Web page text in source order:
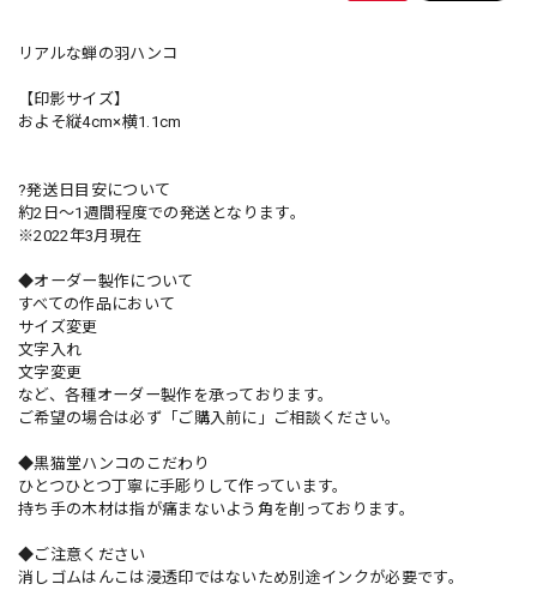
リアルな蝉の羽ハンコ
【印影サイズ】
およそ縦4cm×横1.1cm
?発送日目安について
約2日〜1週間程度での発送となります。
※2022年3月現在
◆オーダー製作について
すべての作品において
サイズ変更
文字入れ
文字変更
など、各種オーダー製作を承っております。
ご希望の場合は必ず「ご購入前に」ご相談ください。
◆黒猫堂ハンコのこだわり
ひとつひとつ丁寧に手彫りして作っています。
持ち手の木材は指が痛まないよう角を削っております。
◆ご注意ください
消しゴムはんこは浸透印ではないため別途インクが必要です。